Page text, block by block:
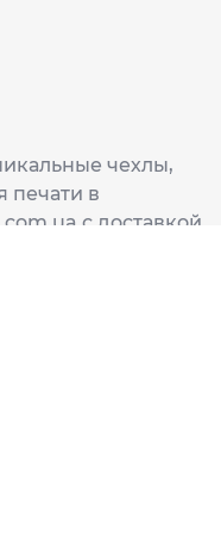
чехлы,
печати в
с доставкой